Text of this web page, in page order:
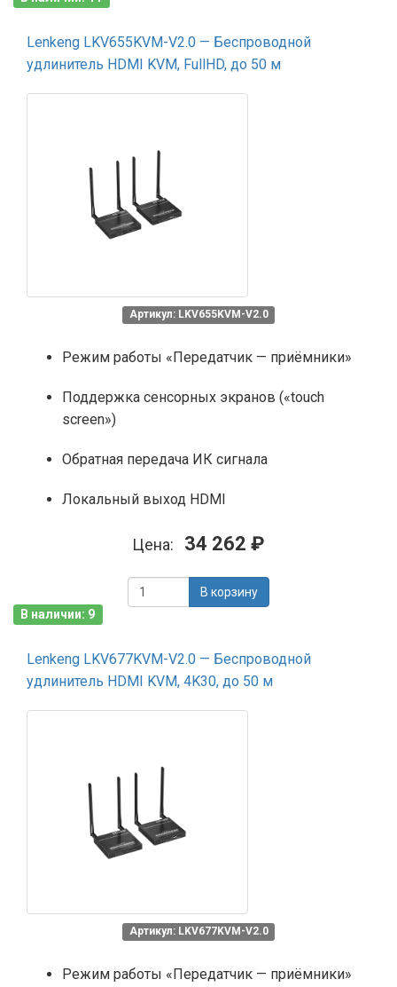
Lenkeng LKV655KVM-V2.0 — Беспроводной
удлинитель HDMI KVM, FullHD, до 50 м
Артикул: LKV655KVM-V2.0
Режим работы «Передатчик — приёмники»
Поддержка сенсорных экранов («touch
screen»)
Обратная передача ИК сигнала
Локальный выход HDMI
Цена: 34 262 ₽
В корзину
В наличии: 9
Lenkeng LKV677KVM-V2.0 — Беспроводной
удлинитель HDMI KVM, 4K30, до 50 м
Артикул: LKV677KVM-V2.0
Режим работы «Передатчик — приёмники»